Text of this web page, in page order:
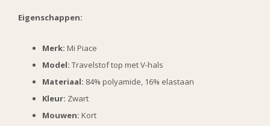
Eigenschappen:
Merk: Mi Piace
Model: Travelstof top met V-hals
Materiaal: 84% polyamide, 16% elastaan
Kleur: Zwart
Mouwen: Kort